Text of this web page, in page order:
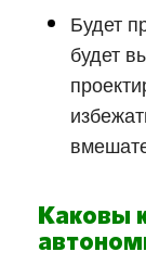
Будет
будет
Каковы